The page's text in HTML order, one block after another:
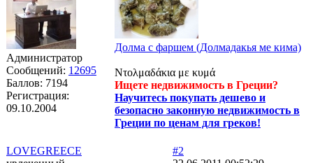
Администратор
Сообщений: 12695
Баллов: 7194
Регистрация:
09.10.2004
Долма с фаршем (Долмадакья ме кима)
Ντολμαδάκια με κυμά
Ищете недвижимость в Греции?
Научитесь покупать дешево и
безопасно законную недвижимость в
Греции по ценам для греков!
LOVEGREECE
#2